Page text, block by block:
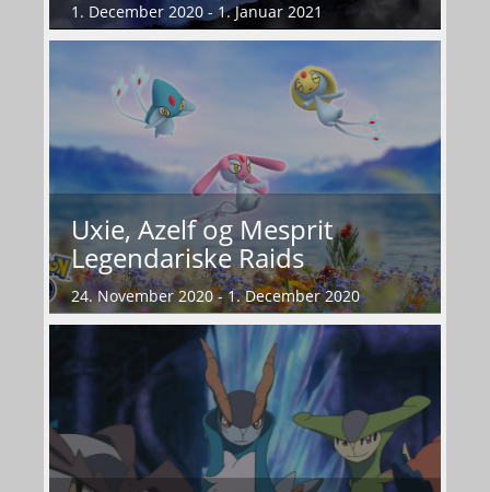
1. December 2020 - 1. Januar 2021
Uxie, Azelf og Mesprit
Legendariske Raids
24. November 2020 - 1. December 2020